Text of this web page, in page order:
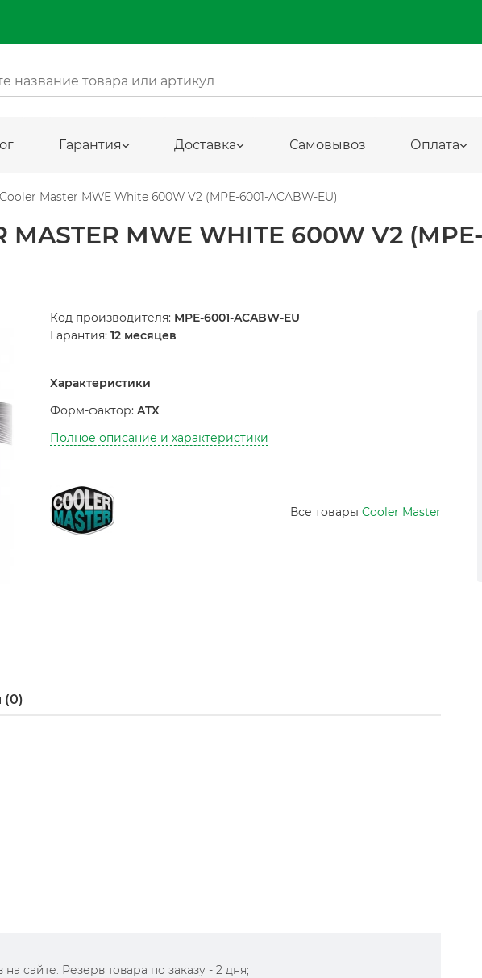
Гарантия Доставка Самовывоз Оплата
Master MWE White 600W V2 (MPE-6001-ACABW-EU)
MWE WHITE 600W V2
Код производителя: MPE-6001-ACABW-EU
Гарантия: 12 месяцев
Характеристики
Форм-фактор: ATX
Полное описание и характеристики
Все товары Cooler Master
(0)
сайте. Резерв товара по заказу - 2 дня;